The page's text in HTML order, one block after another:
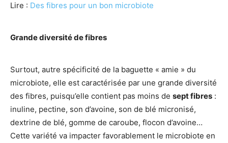
Lire : Des fibres pour un bon microbiote
Grande diversité de fibres
Surtout, autre spécificité de la baguette « amie » du
microbiote, elle est caractérisée par une grande diversité
des fibres, puisqu’elle contient pas moins de sept fibres :
inuline, pectine, son d’avoine, son de blé micronisé,
dextrine de blé, gomme de caroube, flocon d’avoine…
Cette variété va impacter favorablement le microbiote en